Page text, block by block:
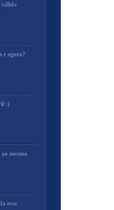
válido
e agora?
:)
mesmo
esse